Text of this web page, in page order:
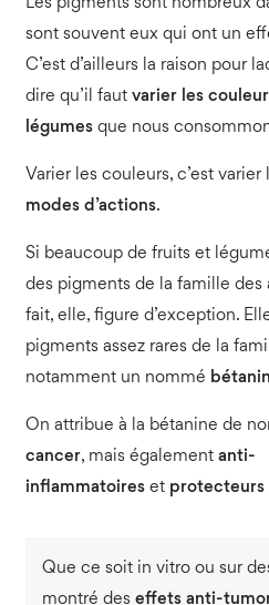
Les pigments sont nombreux
sont souvent eux qui ont un
C’est d’ailleurs la raison pour
dire qu’il faut varier les
légumesque nous
Varier les couleurs, c’est
modes d’actions.
Si beaucoup de fruits et
des pigments de la famille des
fait, elle, figure d’exception.
pigments assez rares de la
notamment un nommé
On attribue à la bétanine de
cancer, mais également anti-
inflammatoireset protecteurs
Que ce soit in vitro ou sur
montré deseffets anti-